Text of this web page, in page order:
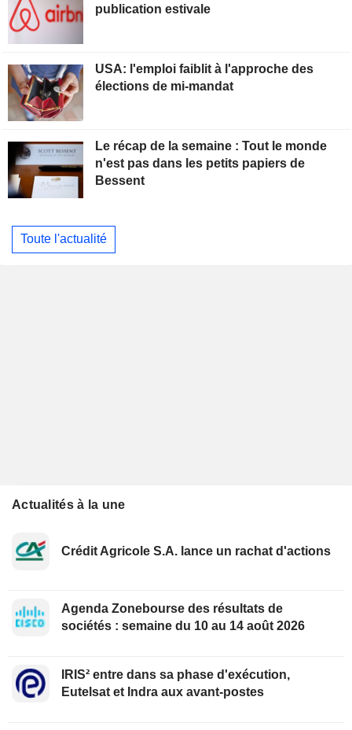
publication estivale
USA: l'emploi faiblit à l'approche des
élections de mi-mandat
Le récap de la semaine : Tout le monde
n'est pas dans les petits papiers de
Bessent
Toute l'actualité
Actualités à la une
Crédit Agricole S.A. lance un rachat d'actions
Agenda Zonebourse des résultats de
sociétés : semaine du 10 au 14 août 2026
IRIS² entre dans sa phase d'exécution,
Eutelsat et Indra aux avant-postes